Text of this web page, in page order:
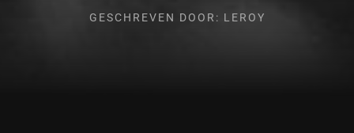
GESCHREVEN DOOR: LEROY